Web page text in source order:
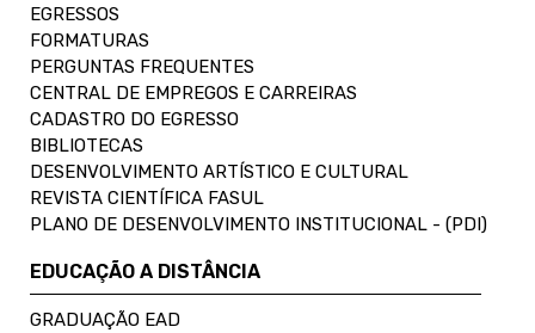
EGRESSOS
FORMATURAS
PERGUNTAS FREQUENTES
CENTRAL DE EMPREGOS E CARREIRAS
CADASTRO DO EGRESSO
BIBLIOTECAS
DESENVOLVIMENTO ARTÍSTICO E CULTURAL
REVISTA CIENTÍFICA FASUL
PLANO DE DESENVOLVIMENTO INSTITUCIONAL - (PDI)
EDUCAÇÃO A DISTÂNCIA
GRADUAÇÃO EAD